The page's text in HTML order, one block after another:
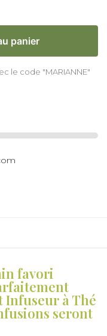
panier
le code "MARIANNE"
favori
Infuseur à Thé
seront